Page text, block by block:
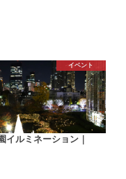
イベント
イルミネーション｜